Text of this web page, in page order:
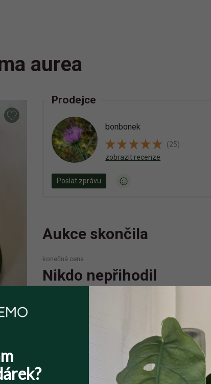
aurea
Prodejce
bonbonek
(25)
zobrazit recenze
Poslat zprávu
Aukce skončila
konečná cena
Nikdo nepřihodil
Spolehlivý prodejce
Prodejce má více jak 10 pozitivních